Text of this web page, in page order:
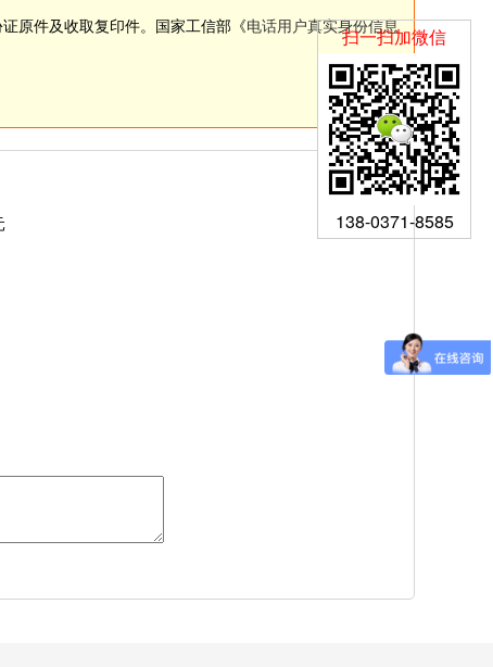
原件及收取复印件。国家工信部《电话用户真实身份信息
扫一扫加微信
138-0371-8585